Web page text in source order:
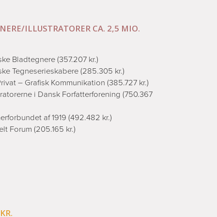
ILLUSTRATORER CA. 2,5 MIO.
Bladtegnere (357.207 kr.)
Tegneserieskabere (285.305 kr.)
– Grafisk Kommunikation (385.727 kr.)
i Dansk Forfatterforening (750.367
af 1919 (492.482 kr.)
Forum (205.165 kr.)